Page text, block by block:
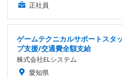
正社員
ゲームテクニカルサポートスタ
プ支援/交通費全額支給
株式会社ELシステム
愛知県